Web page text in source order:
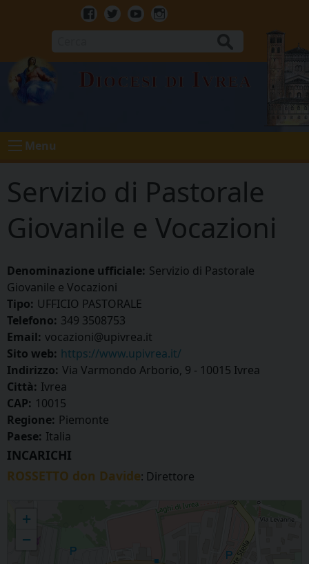
Facebook
TwitterYoutubeInstagram
Diocesi di Ivrea
Menu
Servizio di Pastorale
Giovanile e Vocazioni
Denominazione ufficiale: Servizio di Pastorale
Giovanile e Vocazioni
Tipo: UFFICIO PASTORALE
Telefono: 349 3508753
Email: vocazioni@upivrea.it
Sito web: https://www.upivrea.it/
Indirizzo: Via Varmondo Arborio, 9 - 10015 Ivrea
Città: Ivrea
CAP: 10015
Regione: Piemonte
Paese: Italia
INCARICHI
ROSSETTO don Davide: Direttore
Servizio di Pastorale Giovanile e Vocazioni
+
−